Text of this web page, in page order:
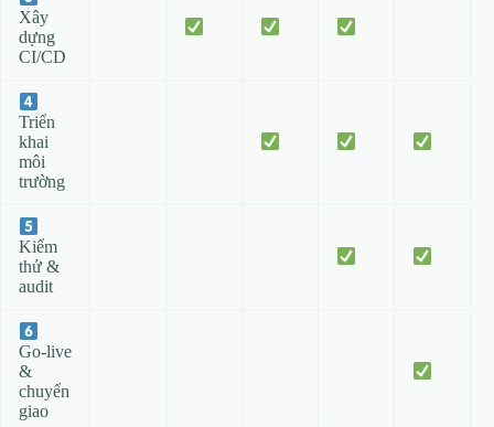
Xây
dựng
CI/CD
Triển
khai
môi
trường
Kiểm
thử &
audit
Go‑live
&
chuyển
giao